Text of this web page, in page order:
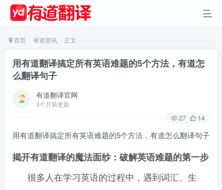
首页 有道资讯 正文
用有道翻译搞定所有英语难题的5个方法，有道怎
么翻译句子
有道翻译官网
3个月前更新
27 14
用有道翻译搞定所有英语难题的5个方法，有道怎么翻译句子
揭开有道翻译的魔法面纱：破解英语难题的第一步
很多人在学习英语的过程中，遇到词汇、生